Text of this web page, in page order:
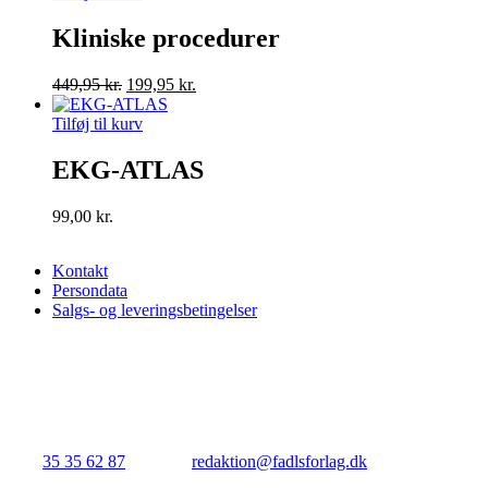
Kliniske procedurer
449,95kr. Den
oprindelige
pris
449,95 kr..
199,95 kr.
199,95 kr..
Tilføj til kurv
EKG-ATLAS
99,00 kr.
Kontakt
Persondata
Salgs- og leveringsbetingelser
35 35 62 87 redaktion@fadlsforlag.dk